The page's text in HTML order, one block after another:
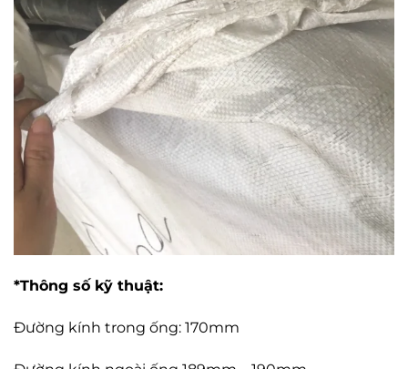
*Thông số kỹ thuật:
Đường kính trong ống: 170mm